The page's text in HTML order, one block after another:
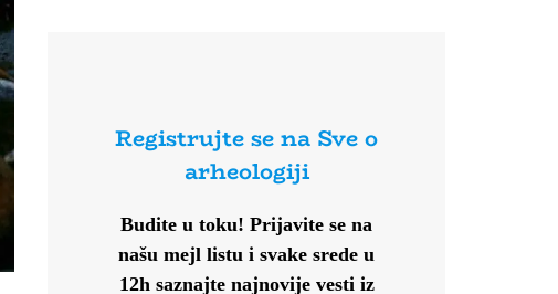
Registrujte se na Sve o
arheologiji
Budite u toku! Prijavite se na
našu mejl listu i svake srede u
12h saznajte najnovije vesti iz